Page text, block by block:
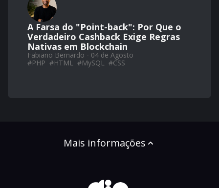
A Farsa do "Point-back": Por Que o
Verdadeiro Cashback Exige Regras
Nativas em Blockchain
Fabiano Bernardo - 04 de Agosto
#PHP #HTML #MySQL #CSS
Mais informações